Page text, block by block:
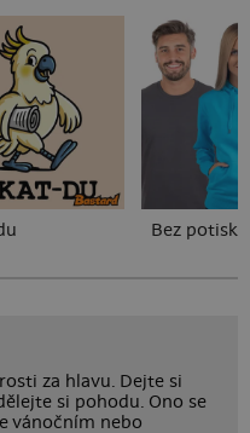
Bez potisku
za hlavu. Dejte si
si pohodu. Ono se
vánočním nebo